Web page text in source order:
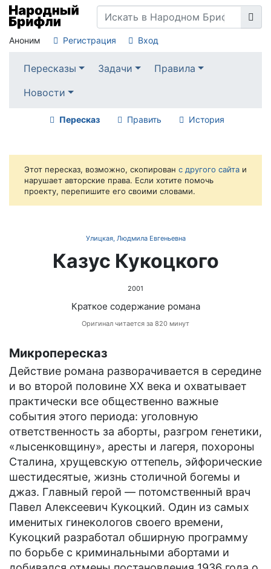
Аноним Регистрация Вход
Пересказы Задачи
Правила
Новости
Пересказ Править История
Этот пересказ, возможно, скопирован с другого сайта и
нарушает авторские права. Если хотите помочь
проекту, перепишите его своими словами.
Улицкая, Людмила Евгеньевна
Казус Кукоцкого
2001
Краткое содержание романа
Оригинал читается за 820 минут
Микропересказ
Действие романа разворачивается в середине
и во второй половине ХХ века и охватывает
практически все общественно важные
события этого периода: уголовную
ответственность за аборты, разгром генетики,
«лысенковщину», аресты и лагеря, похороны
Сталина, хрущевскую оттепель, эйфорические
шестидесятые, жизнь столичной богемы и
джаз. Главный герой — потомственный врач
Павел Алексеевич Кукоцкий. Один из самых
именитых гинекологов своего времени,
Кукоцкий разработал обширную программу
по борьбе с криминальными абортами и